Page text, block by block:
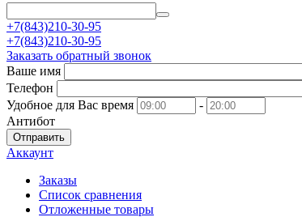
+7(843)210-30-95
+7(843)210-30-95
Заказать обратный звонок
Ваше имя
Телефон
Удобное для Вас время
-
Антибот
Отправить
Аккаунт
Заказы
Список сравнения
Отложенные товары